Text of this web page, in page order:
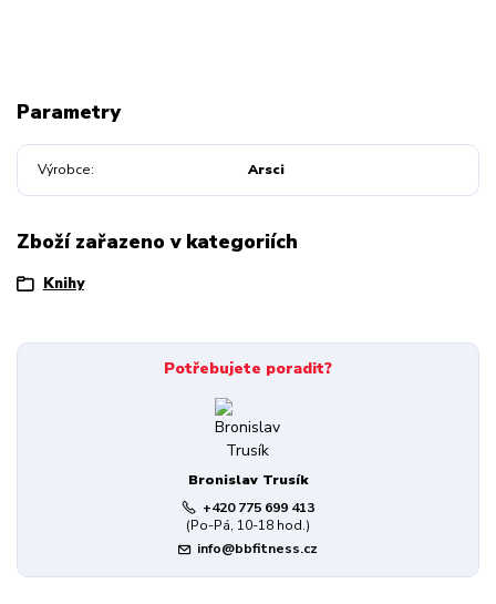
Parametry
Výrobce Arsci
Zboží zařazeno v kategoriích
Knihy
Potřebujete poradit?
Bronislav Trusík
+420 775 699 413
(Po-Pá, 10-18 hod.)
info@bbfitness.cz